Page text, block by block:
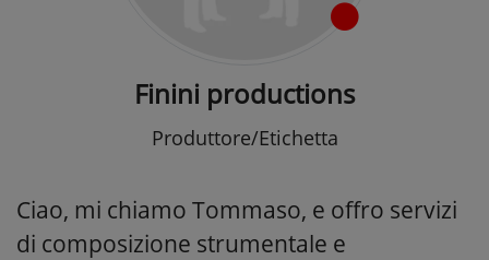
Finini productions
Produttore/Etichetta
Ciao, mi chiamo Tommaso, e offro servizi
di composizione strumentale e